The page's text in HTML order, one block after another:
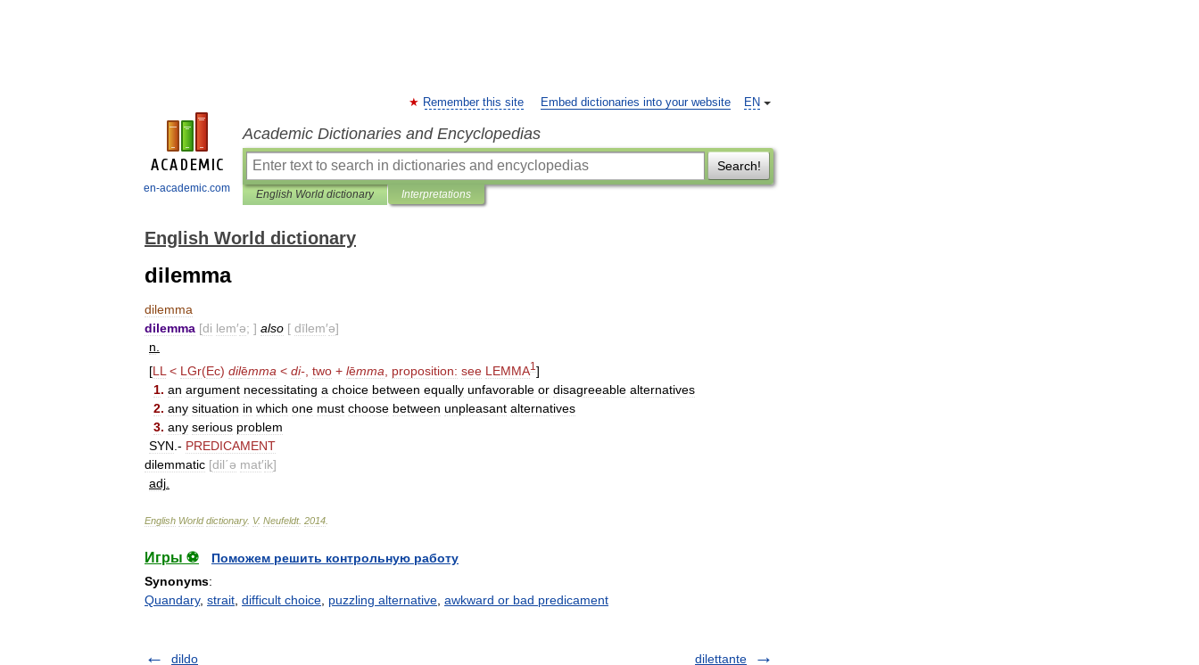
en-academic.com
EN
Remember this site Embed dictionaries into your website
Academic Dictionaries and Encyclopedias
Search!
English World dictionary Interpretations
English World dictionary
dilemma
dilemma
dilemma [di lem′ə; ] also [ dīlem′ə]
n
[LL < LGr(Ec) dilēmma < di- two + lēmma proposition: see LEMMA1 ]
1. an argument necessitating a choice between equally unfavorable or disagreeable alternatives
2. any situation in which one must choose between unpleasant alternatives
3. any serious problem
SYN .- PREDICAMENT
dilemmatic [dil΄ə mat′ik]
adj
English World dictionary. V. Neufeldt. 2014
Игры ⚽
Поможем решить контрольную работу
Synonyms:
Quandary, strait difficult choice puzzling alternative awkward or bad predicament
dildo dilettante